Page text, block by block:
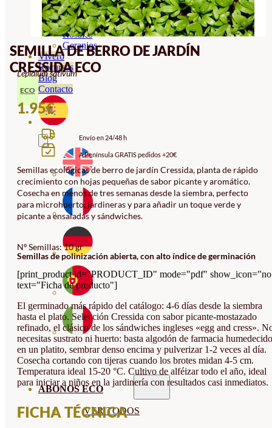
Ornamentales
Hortensias
Rosales
Geranios
Vivero
Recursos
Blog
Contacto
ABONOS ECO
VER TODOS
SEMILLA DE BERRO DE JARDÍN
CRESSIDA ECO
Lepidium sativum
ECO
1.95€
Envío en 24/48 h
A Península GRATIS pedidos +20€
Semillas ecológicas de berro de jardín Cressida, planta de rápido
crecimiento con hojas pequeñas de sabor picante y aromático.
Cosecha en menos de tres semanas desde la siembra, perfecto
para microhuerto, jardineras y para añadir un toque verde y
picante a ensaladas y sándwiches.
Nº Semillas: 10 gr
Semillas de polinización abierta, con alto índice de germinación
[print_product id="PRODUCT_ID" mode="pdf"
text="Ficha de producto"]
El germinado más rápido del catálogo: 4-6 días desde la siembra
hasta el plato. Selección Cressida con sabor picante-mostazado
refinado, el clásico de los sándwiches ingleses «egg and cress».
necesitas sustrato ni huerto: basta algodón de farmacia humedecido
en un platito, sembrar denso encima y pulverizar 1-2 veces al día.
Cosecha cortando con tijeras cuando los brotes midan 4-5 cm.
Temperatura ideal 15-20 °C. Cultivo de alféizar todo el año, ideal
para iniciar a niños en la jardinería con resultados casi inmediatos.
FICHA TÉCNICA